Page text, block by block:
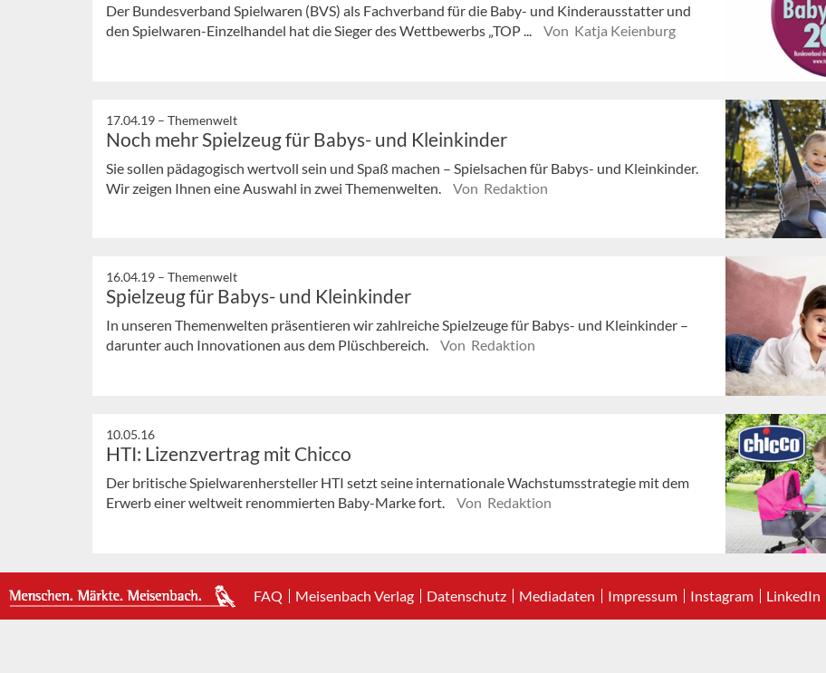
Der Bundesverband Spielwaren (BVS) als Fachverband für die Baby- und Kinderausstatter und
den Spielwaren-Einzelhandel hat die Sieger des Wettbewerbs „TOP ...
Von Katja Keienburg
17.04.19 – Themenwelt
Noch mehr Spielzeug für Babys- und Kleinkinder
Sie sollen pädagogisch wertvoll sein und Spaß machen – Spielsachen für Babys- und Kleinkinder.
Wir zeigen Ihnen eine Auswahl in zwei Themenwelten.
Von Redaktion
16.04.19 – Themenwelt
Spielzeug für Babys- und Kleinkinder
In unseren Themenwelten präsentieren wir zahlreiche Spielzeuge für Babys- und Kleinkinder –
darunter auch Innovationen aus dem Plüschbereich.
Von Redaktion
10.05.16
HTI: Lizenzvertrag mit Chicco
Der britische Spielwarenhersteller HTI setzt seine internationale Wachstumsstrategie mit dem
Erwerb einer weltweit renommierten Baby-Marke fort.
Von Redaktion
FAQ Meisenbach Verlag Datenschutz Mediadaten Impressum Instagram LinkedIn